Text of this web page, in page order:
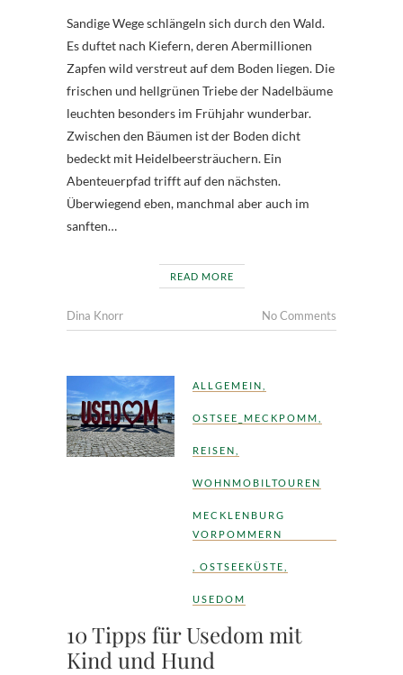
Sandige Wege schlängeln sich durch den Wald.
Es duftet nach Kiefern, deren Abermillionen
Zapfen wild verstreut auf dem Boden liegen. Die
frischen und hellgrünen Triebe der Nadelbäume
leuchten besonders im Frühjahr wunderbar.
Zwischen den Bäumen ist der Boden dicht
bedeckt mit Heidelbeersträuchern. Ein
Abenteuerpfad trifft auf den nächsten.
Überwiegend eben, manchmal aber auch im
sanften…
READ MORE
Dina Knorr No Comments
ALLGEMEIN
OSTSEE_MECKPOMM
REISEN
WOHNMOBILTOUREN
MECKLENBURG
VORPOMMERN
OSTSEEKÜSTE
USEDOM
10 Tipps für Usedom mit
Kind und Hund